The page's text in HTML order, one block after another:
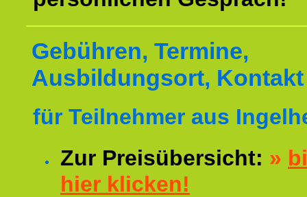
Gebühren, Termine,
Ausbildungsort, Kontakt
für Teilnehmer aus
Zur Preisübersicht: »
hier klicken!